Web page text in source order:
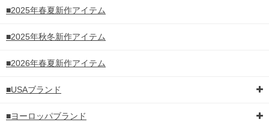
■2025年春夏新作アイテム
■2025年秋冬新作アイテム
■2026年春夏新作アイテム
■USAブランド
■ヨーロッパブランド